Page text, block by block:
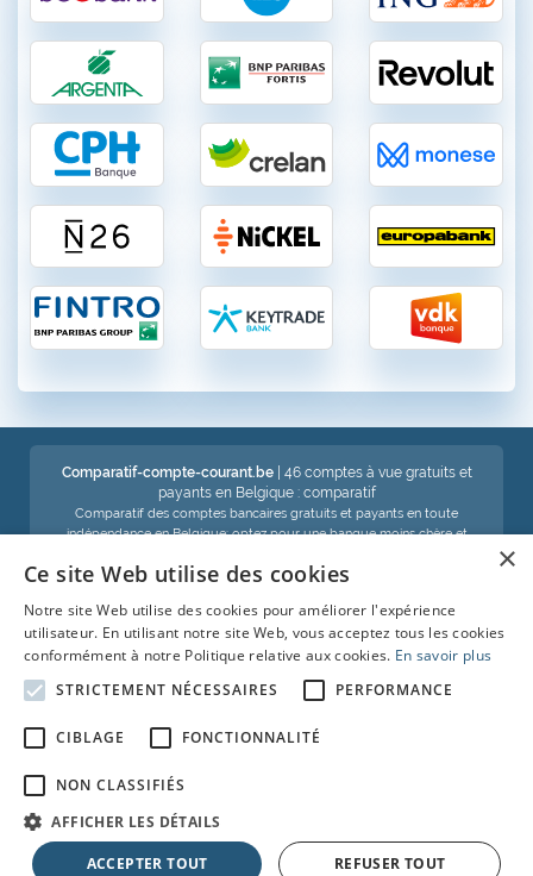
Comparatif-compte-courant.be| 46 comptes à vue gratuits et
payants en Belgique : comparatif
Comparatif des comptes bancaires gratuits et payants en toute
indépendance en Belgique: optez pour une banque moins chère et
Voir aussi :
© Copyright 2026 • Tous droits réservés | News| A propos| Cookies
×
Ce site Web utilise des cookies
Notre site Web utilise des cookies pour améliorer l'expérience
utilisateur. En utilisant notre site Web, vous acceptez tous les cookies
conformément à notre Politique relative aux cookies. En savoir plus
STRICTEMENT NÉCESSAIRES
PERFORMANCE
CIBLAGE FONCTIONNALITÉ
NON CLASSIFIÉS
AFFICHER LES DÉTAILS
ACCEPTER TOUT REFUSER TOUT